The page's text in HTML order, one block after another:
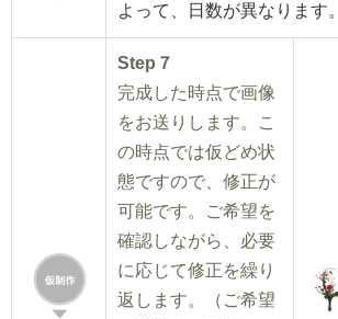
よって、日数が異なります。
Step７
完成した時点で画像
をお送りします。こ
の時点では仮どめ状
態ですので、修正が
可能です。ご希望を
確認しながら、必要
に応じて修正を繰り
返します。（ご希望